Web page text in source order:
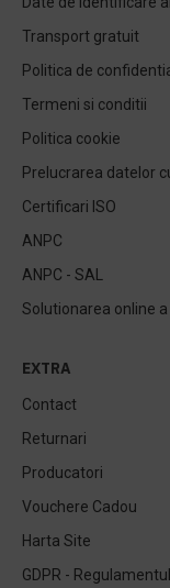
Transport gratuit
Politica de
Termeni si conditii
Politica cookie
Prelucrarea datelor
Certificari ISO
ANPC
ANPC - SAL
Solutionarea online
EXTRA
Contact
Returnari
Producatori
Vouchere Cadou
Harta Site
GDPR -